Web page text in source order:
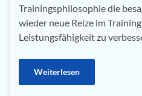
Trainingsphilosophie die
wieder neue Reize im
Leistungsfähigkeit zu
Weiterlesen